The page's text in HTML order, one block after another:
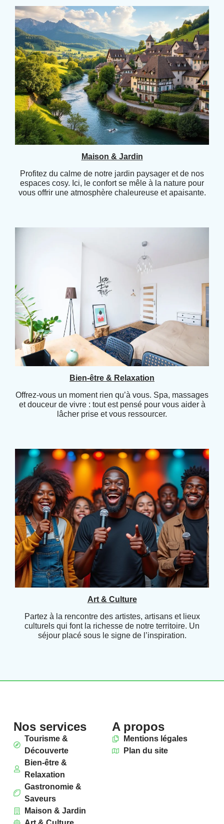
Maison & Jardin
Profitez du calme de notre jardin paysager et de nos
espaces cosy. Ici, le confort se mêle à la nature pour
vous offrir une atmosphère chaleureuse et apaisante.
Bien-être & Relaxation
Offrez-vous un moment rien qu’à vous. Spa, massages
et douceur de vivre : tout est pensé pour vous aider à
lâcher prise et vous ressourcer.
Art & Culture
Partez à la rencontre des artistes, artisans et lieux
culturels qui font la richesse de notre territoire. Un
séjour placé sous le signe de l’inspiration.
Nos services
Tourisme &
Découverte
Bien-être &
Relaxation
Gastronomie &
Saveurs
Maison & Jardin
A propos
Mentions légales
Plan du site